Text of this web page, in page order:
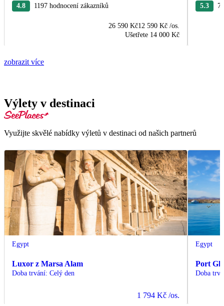
4.8 1197 hodnocení zákazníků
26 590 Kč12 590 Kč /os.
Ušetřete 14 000 Kč
5.3
zobrazit více
Výlety v destinaci
Využijte skvělé nabídky výletů v destinaci od našich partnerů
Egypt
Luxor z Marsa Alam
Doba trvání: Celý den
1 794 Kč /os.
Egypt
Port
Doba